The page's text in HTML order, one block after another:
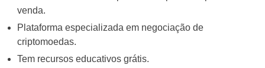
venda.
Plataforma especializada em negociação de
criptomoedas.
Tem recursos educativos grátis.